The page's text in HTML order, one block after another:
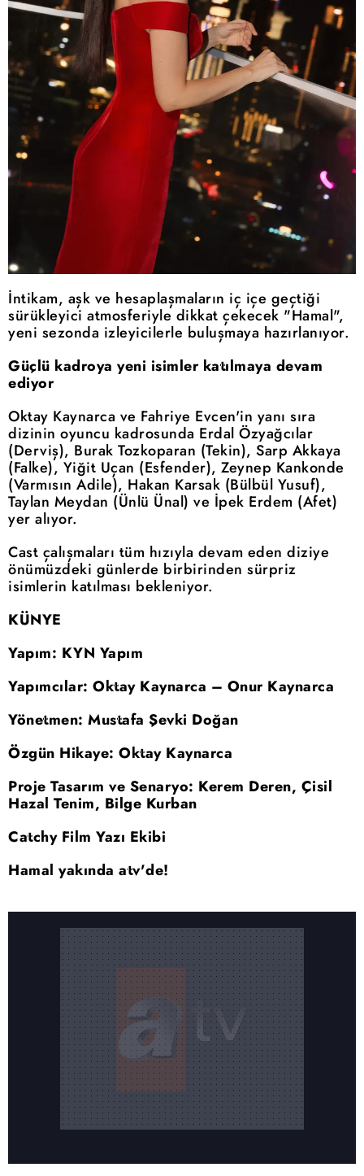
İntikam, aşk ve hesaplaşmaların iç içe geçtiği
sürükleyici atmosferiyle dikkat çekecek "Hamal",
yeni sezonda izleyicilerle buluşmaya hazırlanıyor.
Güçlü kadroya yeni isimler katılmaya devam
ediyor
Oktay Kaynarca ve Fahriye Evcen'in yanı sıra
dizinin oyuncu kadrosunda Erdal Özyağcılar
(Derviş), Burak Tozkoparan (Tekin), Sarp Akkaya
(Falke), Yiğit Uçan (Esfender), Zeynep Kankonde
(Varmısın Adile), Hakan Karsak (Bülbül Yusuf),
Taylan Meydan (Ünlü Ünal) ve İpek Erdem (Afet)
yer alıyor.
Cast çalışmaları tüm hızıyla devam eden diziye
önümüzdeki günlerde birbirinden sürpriz
isimlerin katılması bekleniyor.
KÜNYE
Yapım: KYN Yapım
Yapımcılar: Oktay Kaynarca – Onur Kaynarca
Yönetmen: Mustafa Şevki Doğan
Özgün Hikaye: Oktay Kaynarca
Proje Tasarım ve Senaryo: Kerem Deren, Çisil
Hazal Tenim, Bilge Kurban
Catchy Film Yazı Ekibi
Hamal yakında atv'de!